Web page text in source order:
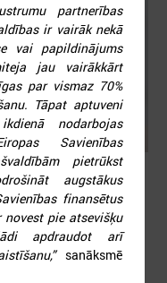
pieteikties
veltītai
ar “U-LEAD with
partnerības
ir vairāk nekā
vai papildinājums
jau vairākkārt
par vismaz 70%
Tāpat aptuveni
nodarbojas
Savienības
pietrūkst
augstākus
finansētus
pie atsevišķu
apdraudot arī
sanāksmē